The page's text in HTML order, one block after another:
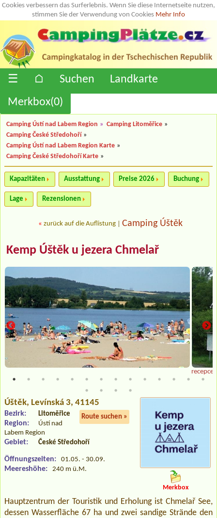
Cookies verbessern das Surferlebnis. Wenn Sie diese Internetseite nutzen,
stimmen Sie der Verwendung von Cookies Mehr Info
☰ ⌂ Suchen
Landkarte
Merkbox(0)
Camping Ústí nad Labem Region » Camping Litoměřice »
Camping České Středohoří »
Camping Ústí nad Labem Region Karte »
Camping České Středohoří Karte »
Kapazitäten Ausstattung Preise 2026 Buchung
Lage Rezensionen
« zurück auf die Auflistung Camping Úštěk
Kemp Úštěk u jezera Chmelař
recepce
Úštěk, Levínská 3, 41145
Route suchen »
Bezirk: Litoměřice
Region:
Ústí nad
Labem Region
Gebiet: České Středohoří
Öffnungszeiten: 01.05. - 30.09.
Meereshöhe: 240 m ü.M.
Merkbox
Hauptzentrum der Touristik und Erholung ist Chmelař See,
dessen Wasserfläche 67 ha und zwei sandige Strände den